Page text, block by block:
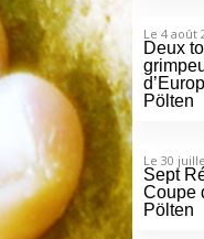
Le 4 août
Deux
Pölten
Le 30
Sept
Coupe
Pölten